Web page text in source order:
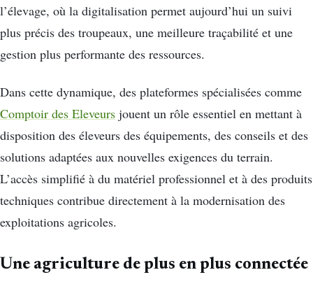
l’élevage, où la digitalisation permet aujourd’hui un suivi
plus précis des troupeaux, une meilleure traçabilité et une
gestion plus performante des ressources.
Dans cette dynamique, des plateformes spécialisées comme
Comptoir des Eleveurs jouent un rôle essentiel en mettant à
disposition des éleveurs des équipements, des conseils et des
solutions adaptées aux nouvelles exigences du terrain.
L’accès simplifié à du matériel professionnel et à des produits
techniques contribue directement à la modernisation des
exploitations agricoles.
Une agriculture de plus en plus connectée